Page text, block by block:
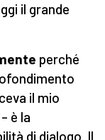
il grande
perché
il mio
è la
di dialogo. Il